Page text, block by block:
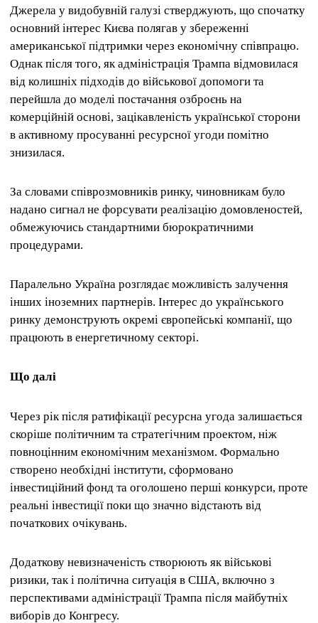
Джерела у видобувній галузі стверджують, що спочатку
основний інтерес Києва полягав у збереженні
американської підтримки через економічну співпрацю.
Однак після того, як адміністрація Трампа відмовилася
від колишніх підходів до військової допомоги та
перейшла до моделі постачання озброєнь на
комерційній основі, зацікавленість української сторони
в активному просуванні ресурсної угоди помітно
знизилася.
За словами співрозмовників ринку, чиновникам було
надано сигнал не форсувати реалізацію домовленостей,
обмежуючись стандартними бюрократичними
процедурами.
Паралельно Україна розглядає можливість залучення
інших іноземних партнерів. Інтерес до українського
ринку демонструють окремі європейські компанії, що
працюють в енергетичному секторі.
Що далі
Через рік після ратифікації ресурсна угода залишається
скоріше політичним та стратегічним проектом, ніж
повноцінним економічним механізмом. Формально
створено необхідні інститути, сформовано
інвестиційний фонд та оголошено перші конкурси, проте
реальні інвестиції поки що значно відстають від
початкових очікувань.
Додаткову невизначеність створюють як військові
ризики, так і політична ситуація в США, включно з
перспективами адміністрації Трампа після майбутніх
виборів до Конгресу.